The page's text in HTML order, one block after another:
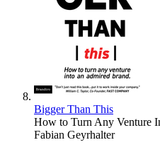
Bigger Than This
How to Turn Any Venture
Fabian Geyrhalter